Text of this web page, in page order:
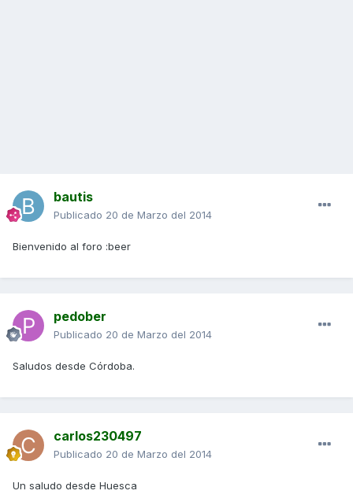
bautis
Publicado 20 de Marzo del 2014
Bienvenido al foro :beer
pedober
Publicado 20 de Marzo del 2014
Saludos desde Córdoba.
carlos230497
Publicado 20 de Marzo del 2014
Un saludo desde Huesca